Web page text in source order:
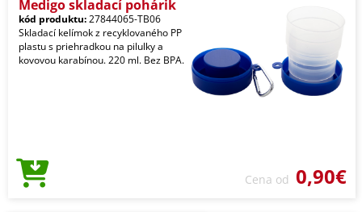
Medigo skladací pohárik
kód produktu:27844065-TB06
Skladací kelímok z recyklovaného PP
plastu s priehradkou na pilulky a
kovovou karabínou. 220 ml. Bez BPA.
Cena od 0,90€